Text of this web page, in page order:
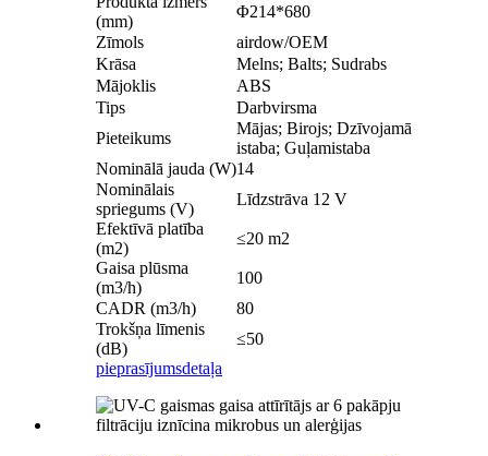
(mm)
Φ214*680
Zīmols
airdow/OEM
Krāsa
Melns; Balts; Sudrabs
Mājoklis
ABS
Tips
Darbvirsma
Pieteikums
Mājas; Birojs; Dzīvojamā
istaba; Guļamistaba
Nominālā jauda (W)14
Nominālais
spriegums (V)
Līdzstrāva 12 V
Efektīvā platība
(m2)
≤20 m2
Gaisa plūsma
(m3/h)
100
CADR (m3/h)
80
Trokšņa līmenis
(dB)
≤50
pieprasījumsdetaļa